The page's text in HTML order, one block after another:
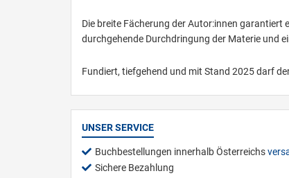
Die breite Fächerung der Autor:innen
durchgehende Durchdringung der Materie und
Fundiert, tiefgehend und mit Stand 2025 darf
UNSER SERVICE
Buchbestellungen innerhalb Österreichs
Sichere Bezahlung